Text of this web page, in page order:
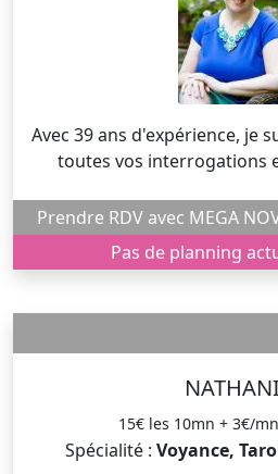
Avec 39 ans d'expérience, je
toutes vos interrogations
Pas de planning
15€ les 10mn + 3€/
Spécialité : Voyance,